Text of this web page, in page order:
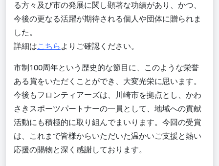
る方々及び市の発展に関し顕著な功績があり、かつ、
今後の更なる活躍が期待される個人や団体に贈られま
した。
詳細はこちら よりご確認ください。
市制100周年という歴史的な節目に、このような栄誉
ある賞をいただくことができ、大変光栄に思います。
今後もフロンティアーズは、川崎市を拠点とし、かわ
さきスポーツパートナーの一員として、地域への貢献
活動にも積極的に取り組んでまいります。今回の受賞
は、これまで皆様からいただいた温かいご支援と熱い
応援の賜物と深く感謝しております。